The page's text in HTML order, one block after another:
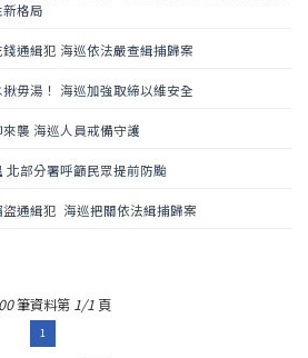
格局
通緝犯 海巡依法嚴查緝捕歸案
毋湯！ 海巡加強取締以維安全
襲 海巡人員戒備守護
北部分署呼籲民眾提前防颱
通緝犯  海巡把關依法緝捕歸案
筆資料第 1/1 頁
1